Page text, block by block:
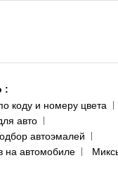
№40)
29
:
коду и номеру цвета
авто
автоэмалей
на автомобиле